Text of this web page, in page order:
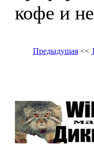
кофе и
Предыдущая <<